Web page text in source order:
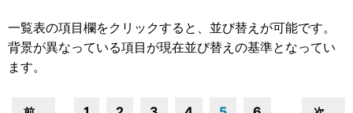
一覧表の項目欄をクリックすると、並び替えが可能です。
背景が異なっている項目が現在並び替えの基準となってい
ます。